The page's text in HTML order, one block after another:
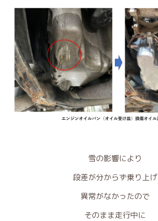
雪の影響により
段差が分からず乗り上げ
異常がなかったので
そのまま走行中に